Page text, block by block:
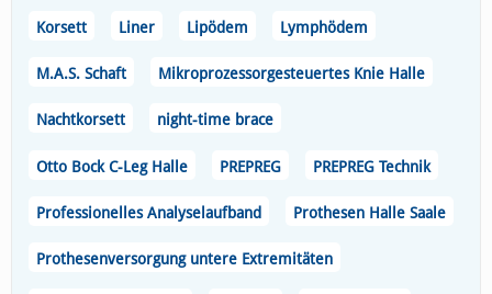
Korsett Liner Lipödem Lymphödem
M.A.S. Schaft Mikroprozessorgesteuertes Knie Halle
Nachtkorsett night-time brace
Otto Bock C-Leg Halle PREPREG PREPREG Technik
Professionelles Analyselaufband Prothesen Halle Saale
Prothesenversorgung untere Extremitäten